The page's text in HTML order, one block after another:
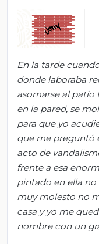
En la tarde
donde laboraba
asomarse al
en la pared, se
para que yo
que me preguntó
acto de
frente a esa
pintado en ella
muy molesto no
casa y yo me
nombre con un